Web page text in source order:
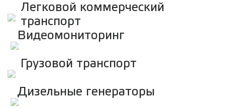
Легковой коммерческий
транспорт
Видеомониторинг
Грузовой транспорт
Дизельные генераторы